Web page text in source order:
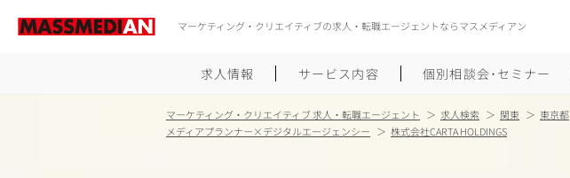
マーケティング・クリエイティブの求人・転職エージェントならマスメディアン
求人情報 サービス内容 個別相談会･セミナー
マーケティング・クリエイティブ 求人・転職エージェント 求人検索 関東 東京都
メディアプランナー×デジタルエージェンシー
株式会社CARTA HOLDINGS